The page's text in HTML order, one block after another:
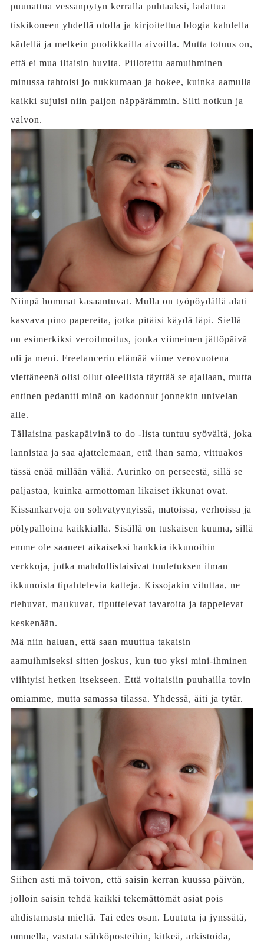
puunattua vessanpytyn kerralla puhtaaksi, ladattua
tiskikoneen yhdellä otolla ja kirjoitettua blogia kahdella
kädellä ja melkein puolikkailla aivoilla. Mutta totuus on,
että ei mua iltaisin huvita. Piilotettu aamuihminen
minussa tahtoisi jo nukkumaan ja hokee, kuinka aamulla
kaikki sujuisi niin paljon näppärämmin. Silti notkun ja
valvon.
Niinpä hommat kasaantuvat. Mulla on työpöydällä alati
kasvava pino papereita, jotka pitäisi käydä läpi. Siellä
on esimerkiksi veroilmoitus, jonka viimeinen jättöpäivä
oli ja meni. Freelancerin elämää viime verovuotena
viettäneenä olisi ollut oleellista täyttää se ajallaan, mutta
entinen pedantti minä on kadonnut jonnekin univelan
alle.
Tällaisina paskapäivinä to do -lista tuntuu syövältä, joka
lannistaa ja saa ajattelemaan, että ihan sama, vittuakos
tässä enää millään väliä. Aurinko on perseestä, sillä se
paljastaa, kuinka armottoman likaiset ikkunat ovat.
Kissankarvoja on sohvatyynyissä, matoissa, verhoissa ja
pölypalloina kaikkialla. Sisällä on tuskaisen kuuma, sillä
emme ole saaneet aikaiseksi hankkia ikkunoihin
verkkoja, jotka mahdollistaisivat tuuletuksen ilman
ikkunoista tipahtelevia katteja. Kissojakin vituttaa, ne
riehuvat, maukuvat, tiputtelevat tavaroita ja tappelevat
keskenään.
Mä niin haluan, että saan muuttua takaisin
aamuihmiseksi sitten joskus, kun tuo yksi mini-ihminen
viihtyisi hetken itsekseen. Että voitaisiin puuhailla tovin
omiamme, mutta samassa tilassa. Yhdessä, äiti ja tytär.
Siihen asti mä toivon, että saisin kerran kuussa päivän,
jolloin saisin tehdä kaikki tekemättömät asiat pois
ahdistamasta mieltä. Tai edes osan. Luututa ja jynssätä,
ommella, vastata sähköposteihin, kitkeä, arkistoida,